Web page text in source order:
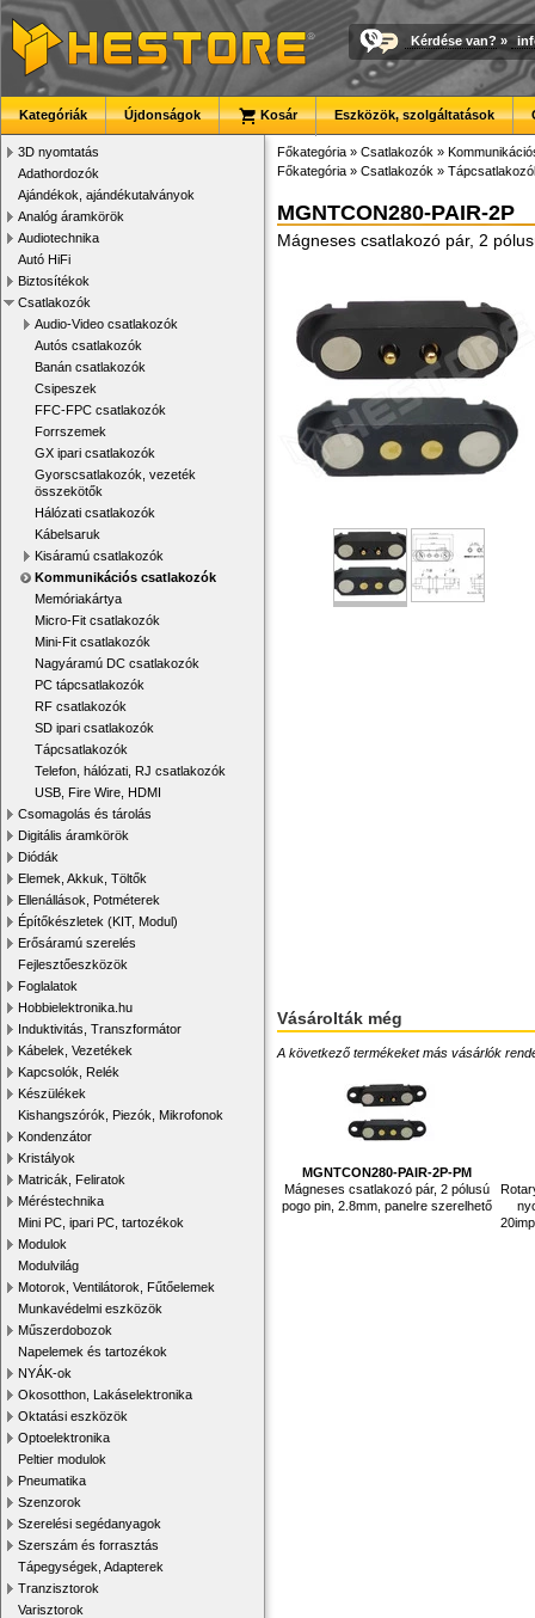
Kérdése van? »
Kategóriák Újdonságok Kosár Eszközök, szolgáltatások
3D nyomtatás
Adathordozók
Ajándékok, ajándékutalványok
Analóg áramkörök
Audiotechnika
Autó HiFi
Biztosítékok
Csatlakozók
Audio-Video csatlakozók
Autós csatlakozók
Banán csatlakozók
Csipeszek
FFC-FPC csatlakozók
Forrszemek
GX ipari csatlakozók
Gyorscsatlakozók, vezeték
összekötők
Hálózati csatlakozók
Kábelsaruk
Kisáramú csatlakozók
Kommunikációs csatlakozók
Memóriakártya
Micro-Fit csatlakozók
Mini-Fit csatlakozók
Nagyáramú DC csatlakozók
PC tápcsatlakozók
RF csatlakozók
SD ipari csatlakozók
Tápcsatlakozók
Telefon, hálózati, RJ csatlakozók
USB, Fire Wire, HDMI
Csomagolás és tárolás
Digitális áramkörök
Diódák
Elemek, Akkuk, Töltők
Ellenállások, Potméterek
Építőkészletek (KIT, Modul)
Erősáramú szerelés
Fejlesztőeszközök
Foglalatok
Hobbielektronika.hu
Induktivitás, Transzformátor
Kábelek, Vezetékek
Kapcsolók, Relék
Készülékek
Kishangszórók, Piezók, Mikrofonok
Kondenzátor
Kristályok
Matricák, Feliratok
Méréstechnika
Mini PC, ipari PC, tartozékok
Modulok
Modulvilág
Motorok, Ventilátorok, Fűtőelemek
Munkavédelmi eszközök
Műszerdobozok
Napelemek és tartozékok
NYÁK-ok
Okosotthon, Lakáselektronika
Oktatási eszközök
Optoelektronika
Peltier modulok
Pneumatika
Szenzorok
Szerelési segédanyagok
Szerszám és forrasztás
Tápegységek, Adapterek
Tranzisztorok
Varisztorok
Főkategória » Csatlakozók »
Főkategória » Csatlakozók »
MGNTCON280-PAIR-2P
Mágneses csatlakozó pár, 2
Vásárolták még
A következő termékeket más vásárlók
MGNTCON280-PAIR-2P-PM
Mágneses csatlakozó pár, 2 pólusú
pogo pin, 2.8mm, panelre szerelhető